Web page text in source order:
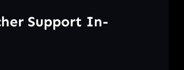
Support In-